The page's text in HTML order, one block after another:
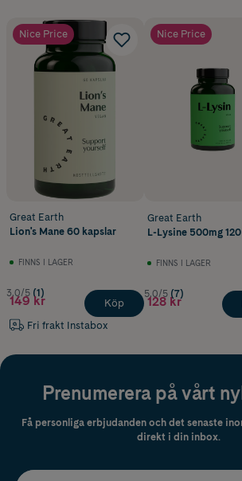
Nice Price
Great Earth
Lion's Mane 60 kapslar
FINNS I LAGER
3.0/5 (1)
149 kr
Fri frakt Instabox
Köp
Nice Price
Great Earth
L-Lysine 500mg
FINNS I LAGER
5.0/5 (7)
128 kr
Prenumerera på vårt
Få personliga erbjudanden och det senaste
direkt i din inbox.